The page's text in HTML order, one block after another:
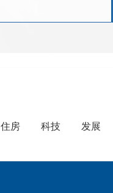
住房 科技 发展